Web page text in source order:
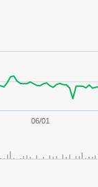
06/01